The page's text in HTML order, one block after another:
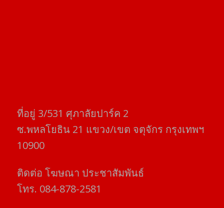
ที่อยู่​ 3/531​ ศุภาลัยปาร์ค​ 2
ซ.พหลโยธิน​ 21​ แขวง/เขต​ จตุจักร​ กรุงเทพฯ
10900
ติดต่อ​ โฆษณา​ ประชาสัมพันธ์
โทร​. 084-878-2581